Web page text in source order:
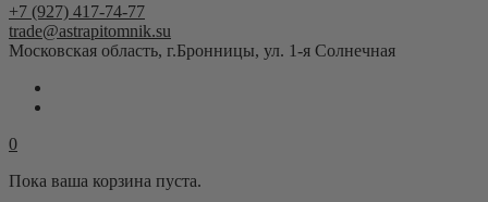
+7 (927) 417-74-77
trade@astrapitomnik.su
Московская область, г.Бронницы, ул. 1-я Солнечная
0
Пока ваша корзина пуста.